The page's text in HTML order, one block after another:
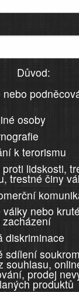
Důvod:
nebo
osoby
k terorismu
proti lidskosti,
trestné činy
nebo
diskriminace
sdílení
souhlasu,
prodej
produktů